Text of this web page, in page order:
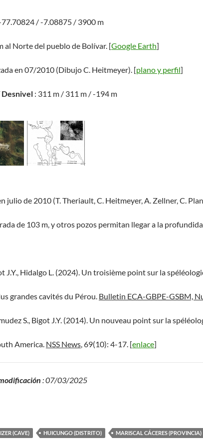
77.70824 / -7.08875 / 3900 m
al Norte del pueblo de Bolívar. [Google Earth]
en 07/2010 (Dibujo C. Heitmeyer). [plano y perfil]
Desnivel : 311 m / 311 m / -194 m
julio de 2010 (T. Theriault, C. Heitmeyer, A. Zellner, C.
de 103 m, y otros pozos permitan llegar a la
J.Y., Hidalgo L. (2024). Un troisième point sur la
grandes cavités du Pérou. Bulletin ECA-GBPE-GSBM,
S., Bigot J.Y. (2014). Un nouveau point sur la
America. NSS News, 69(10): 4-17. [enlace]
: 07/03/2025
(CAVE) HUICUNGO (DISTRITO) MARISCAL CÁCERES (PROVINCIA)